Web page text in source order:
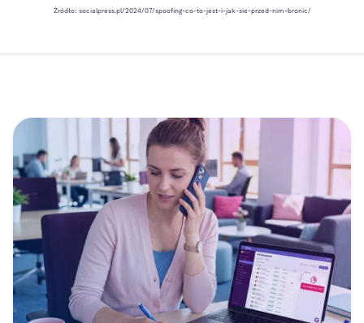
Źródło: socialpress.pl/2024/07/spoofing-co-to-jest-i-jak-sie-przed-nim-bronic/